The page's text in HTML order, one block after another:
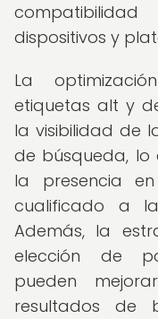
dispositivos y
La
etiquetas alt y
la visibilidad de
de búsqueda,
la presencia
cualificado a
Además, la
elección de
pueden
resultados de